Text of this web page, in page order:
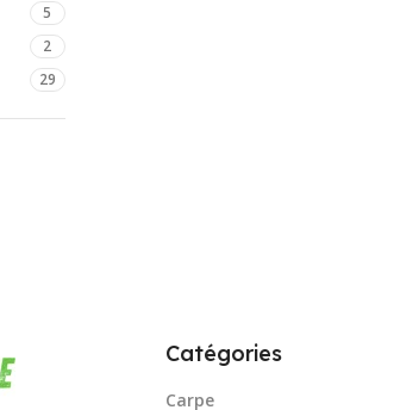
5
2
29
Catégories
Carpe